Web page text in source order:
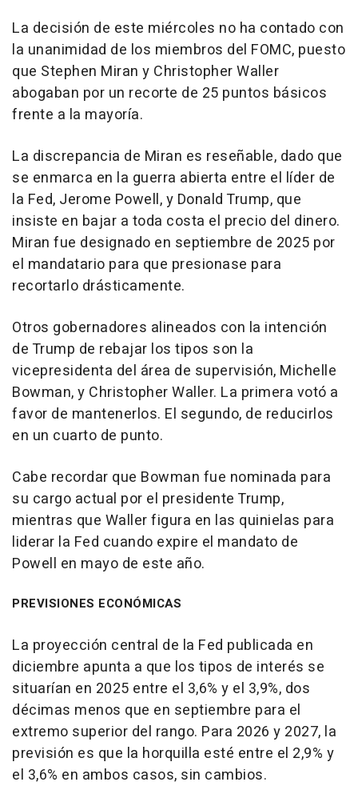
La decisión de este miércoles no ha contado con
la unanimidad de los miembros del FOMC, puesto
que Stephen Miran y Christopher Waller
abogaban por un recorte de 25 puntos básicos
frente a la mayoría.
La discrepancia de Miran es reseñable, dado que
se enmarca en la guerra abierta entre el líder de
la Fed, Jerome Powell, y Donald Trump, que
insiste en bajar a toda costa el precio del dinero.
Miran fue designado en septiembre de 2025 por
el mandatario para que presionase para
recortarlo drásticamente.
Otros gobernadores alineados con la intención
de Trump de rebajar los tipos son la
vicepresidenta del área de supervisión, Michelle
Bowman, y Christopher Waller. La primera votó a
favor de mantenerlos. El segundo, de reducirlos
en un cuarto de punto.
Cabe recordar que Bowman fue nominada para
su cargo actual por el presidente Trump,
mientras que Waller figura en las quinielas para
liderar la Fed cuando expire el mandato de
Powell en mayo de este año.
PREVISIONES ECONÓMICAS
La proyección central de la Fed publicada en
diciembre apunta a que los tipos de interés se
situarían en 2025 entre el 3,6% y el 3,9%, dos
décimas menos que en septiembre para el
extremo superior del rango. Para 2026 y 2027, la
previsión es que la horquilla esté entre el 2,9% y
el 3,6% en ambos casos, sin cambios.